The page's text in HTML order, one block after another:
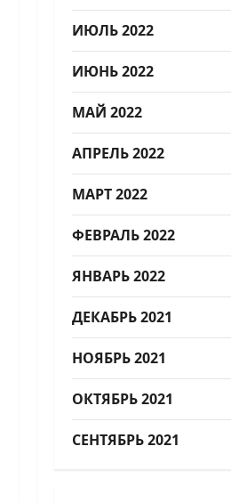
ИЮЛЬ 2022
ИЮНЬ 2022
МАЙ 2022
АПРЕЛЬ 2022
МАРТ 2022
ФЕВРАЛЬ 2022
ЯНВАРЬ 2022
ДЕКАБРЬ 2021
НОЯБРЬ 2021
ОКТЯБРЬ 2021
СЕНТЯБРЬ 2021